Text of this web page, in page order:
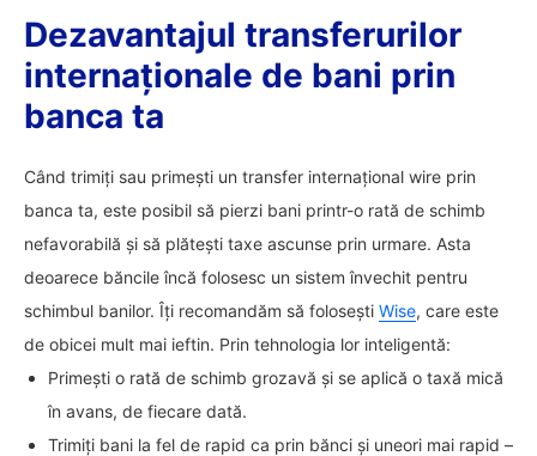
Dezavantajul transferurilor
internaționale de bani prin
banca ta
Când trimiți sau primești un transfer internațional wire prin
banca ta, este posibil să pierzi bani printr-o rată de schimb
nefavorabilă și să plătești taxe ascunse prin urmare. Asta
deoarece băncile încă folosesc un sistem învechit pentru
schimbul banilor. Îți recomandăm să folosești Wise, care este
de obicei mult mai ieftin. Prin tehnologia lor inteligentă:
Primești o rată de schimb grozavă și se aplică o taxă mică
în avans, de fiecare dată.
Trimiți bani la fel de rapid ca prin bănci și uneori mai rapid –